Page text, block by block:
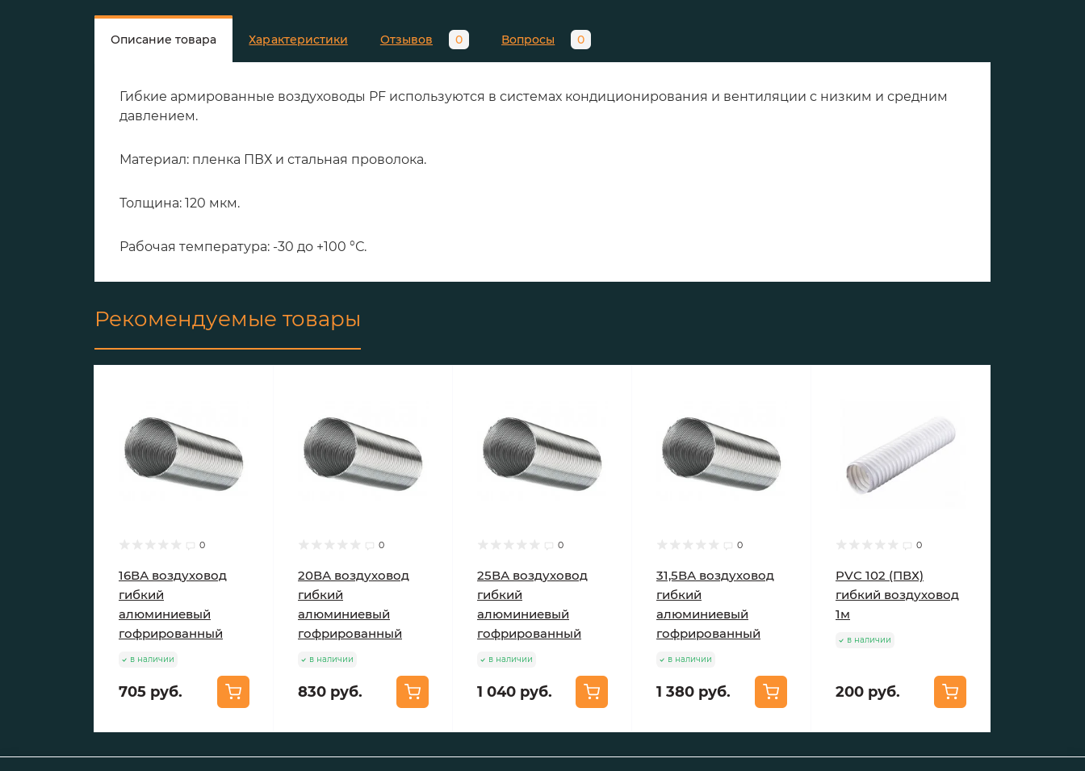
Описание товара Характеристики Отзывов 0 Вопросы 0
Гибкие армированные воздуховоды PF используются в системах кондиционирования и вентиляции с низким и средним
давлением.
Материал: пленка ПВХ и стальная проволока.
Толщина: 120 мкм.
Рабочая температура: -30 до +100 °С.
Рекомендуемые товары
0
16ВА воздуховод
гибкий
алюминиевый
гофрированный
в наличии
705 руб.
0
20ВА воздуховод
гибкий
алюминиевый
гофрированный
в наличии
830 руб.
0
25ВА воздуховод
гибкий
алюминиевый
гофрированный
в наличии
1 040 руб.
0
31,5ВА воздуховод
гибкий
алюминиевый
гофрированный
в наличии
1 380 руб.
0
PVC 102 (ПВХ)
гибкий воздуховод
1м
в наличии
200 руб.